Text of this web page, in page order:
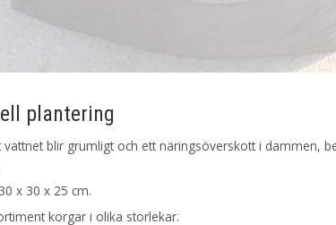
plantering
vattnet blir grumligt och ett näringsöverskott i dammen,
x 30 x 25 cm.
korgar i olika storlekar.